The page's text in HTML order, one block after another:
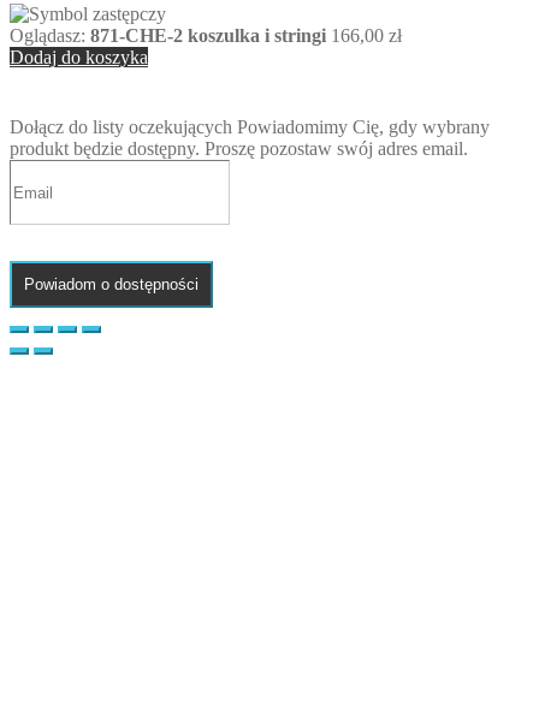
Oglądasz: 871-CHE-2 koszulka i stringi 166,00 zł
Dodaj do koszyka
Dołącz do listy oczekujących Powiadomimy Cię, gdy wybrany
produkt będzie dostępny. Proszę pozostaw swój adres email.
Powiadom o dostępności